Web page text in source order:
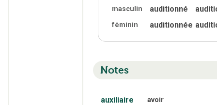
masculin
auditionné
féminin auditionnée
Notes
auxiliaire avoir